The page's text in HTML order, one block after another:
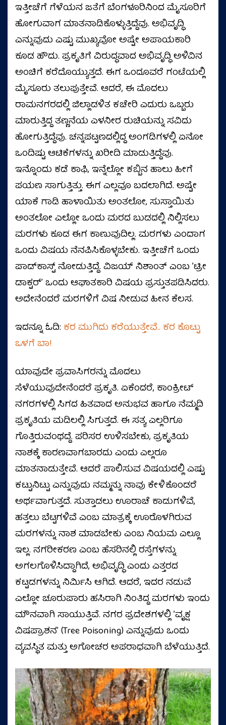
ಇತ್ತೀಚೆಗೆ ಗೆಳೆಯನ ಜತೆಗೆ ಬೆಂಗಳೂರಿನಿಂದ ಮೈಸೂರಿಗೆ
ಹೋಗುವಾಗ ಮಾತನಾಡಿಕೊಳ್ಳುತ್ತಿದ್ದೆವು. ಅಭಿವೃದ್ಧಿ
ಎನ್ನುವುದು ಎಷ್ಟು ಮುಖ್ಯವೋ ಅಷ್ಟೇ ಅಪಾಯಕಾರಿ
ಕೂಡ ಹೌದು. ಪ್ರಕೃತಿಗೆ ವಿರುದ್ಧವಾದ ಅಭಿವೃದ್ಧಿ ಅಳಿವಿನ
ಅಂಚಿಗೆ ಕರೆದೊಯ್ಯುತ್ತದೆ. ಈಗ ಒಂದೂವರೆ ಗಂಟೆಯಲ್ಲಿ
ಮೈಸೂರು ತಲುಪುತ್ತೇವೆ. ಆದರೆ, ಈ ಮೊದಲು
ರಾಮನಗರದಲ್ಲಿ ಜಿಲ್ಲಾಡಳಿತ ಕಚೇರಿ ಎದುರು ಒಬ್ಬರು
ಮಾರುತ್ತಿದ್ದ ತಣ್ಣನೆಯ ಎಳನೀರ ರುಚಿಯನ್ನು ಸವಿದು
ಹೋಗುತ್ತಿದ್ದೆವು. ಚನ್ನಪಟ್ಟಣದಲ್ಲಿದ್ದ ಅಂಗಡಿಗಳಲ್ಲಿ ಏನೋ
ಒಂದಿಷ್ಟು ಆಟಿಕೆಗಳನ್ನು ಖರೀದಿ ಮಾಡುತ್ತಿದ್ದೆವು.
ಇನ್ನೊಂದು ಕಡೆ ಕಾಫಿ, ಇನ್ನೆಲ್ಲೋ ಕಬ್ಬಿನ ಹಾಲು ಹೀಗೆ
ಪಯಣ ಸಾಗುತ್ತಿತ್ತು. ಈಗ ಎಲ್ಲವೂ ಬದಲಾಗಿದೆ. ಅಷ್ಟೇ
ಯಾಕೆ ಗಾಡಿ ಹಾಳಾಯಿತು ಅಂತಲೋ, ಸುಸ್ತಾಯಿತು
ಅಂತಲೋ ಎಲ್ಲೋ ಒಂದು ಮರದ ಬುಡದಲ್ಲಿ ನಿಲ್ಲಿಸಲು
ಮರಗಳು ಕೂಡ ಈಗ ಕಾಣುವುದಿಲ್ಲ. ಮರಗಳು ಎಂದಾಗ
ಒಂದು ವಿಷಯ ನೆನಪಿಸಿಕೊಳ್ಳಬೇಕು. ಇತ್ತೀಚೆಗೆ ಒಂದು
ಪಾಡ್‌ಕಾಸ್ಟ್‌ ನೋಡುತ್ತಿದ್ದೆ. ವಿಜಯ್‌ ನಿಶಾಂತ್‌ ಎಂಬ ʼಟ್ರೀ
ಡಾಕ್ಟರ್‌ʼ ಒಂದು ಆಘಾತಕಾರಿ ವಿಷಯ ಪ್ರಸ್ತುತಪಡಿಸಿದರು.
ಅದೇನೆಂದರೆ ಮರಗಳಿಗೆ ವಿಷ ನೀಡುವ ಹೀನ ಕೆಲಸ.
ಇದನ್ನೂ ಓದಿ:ಕರ ಮುಗಿದು ಕರೆಯುತ್ತೇವೆ.. ಕರ ಕೊಟ್ಟು
ಒಳಗೆ ಬಾ!
ಯಾವುದೇ ಪ್ರವಾಸಿಗರನ್ನು ಮೊದಲು
ಸೆಳೆಯುವುದೇನೆಂದರೆ ಪ್ರಕೃತಿ. ಏಕೆಂದರೆ, ಕಾಂಕ್ರೀಟ್‌
ನಗರಗಳಲ್ಲಿ ಸಿಗದ ಹಿತವಾದ ಅನುಭವ ಹಾಗೂ ನೆಮ್ಮದಿ
ಪ್ರಕೃತಿಯ ಮಡಿಲಲ್ಲಿ ಸಿಗುತ್ತದೆ. ಈ ಸತ್ಯ ಎಲ್ಲರಿಗೂ
ಗೊತ್ತಿರುವಂಥದ್ದೆ. ಪರಿಸರ ಉಳಿಸಬೇಕು, ಪ್ರಕೃತಿಯ
ನಾಶಕ್ಕೆ ಕಾರಣವಾಗಬಾರದು ಎಂದು ಎಲ್ಲರೂ
ಮಾತನಾಡುತ್ತೇವೆ. ಆದರೆ ಪಾಲಿಸುವ ವಿಷಯದಲ್ಲಿ ಎಷ್ಟು
ಕಟ್ಟುನಿಟ್ಟು ಎನ್ನುವುದು ನಮ್ಮನ್ನು ನಾವು ಕೇಳಿಕೊಂಡರೆ
ಅರ್ಥವಾಗುತ್ತದೆ. ಸುತ್ತಾಡಲು ಊರಾಚೆ ಕಾಡುಗಳಿವೆ,
ಹತ್ತಲು ಬೆಟ್ಟಗಳಿವೆ ಎಂಬ ಮಾತ್ರಕ್ಕೆ ಊರೊಳಗಿರುವ
ಮರಗಳನ್ನು ನಾಶ ಮಾಡಬೇಕು ಎಂಬ ನಿಯಮ ಎಲ್ಲೂ
ಇಲ್ಲ. ನಗರೀಕರಣ ಎಂಬ ಹೆಸರಿನಲ್ಲಿ ರಸ್ತೆಗಳನ್ನು
ಅಗಲಗೊಳಿಸಿದ್ದಾಗಿದೆ, ಅಭಿವೃದ್ಧಿ ಎಂದು ಎತ್ತರದ
ಕಟ್ಟಡಗಳನ್ನು ನಿರ್ಮಿಸಿ ಆಗಿದೆ. ಆದರೆ, ಇದರ ನಡುವೆ
ಎಲ್ಲೋ ಚೂರುಪಾರು ಹಸಿರಾಗಿ ನಿಂತಿದ್ದ ಮರಗಳು ಇಂದು
ಮೌನವಾಗಿ ಸಾಯುತ್ತಿವೆ. ನಗರ ಪ್ರದೇಶಗಳಲ್ಲಿ ʼವೃಕ್ಷ
ವಿಷಪ್ರಾಶನʼ (Tree Poisoning) ಎನ್ನುವುದು ಒಂದು
ವ್ಯವಸ್ಥಿತ ಮತ್ತು ಅಗೋಚರ ಅಪರಾಧವಾಗಿ ಬೆಳೆಯುತ್ತಿದೆ.